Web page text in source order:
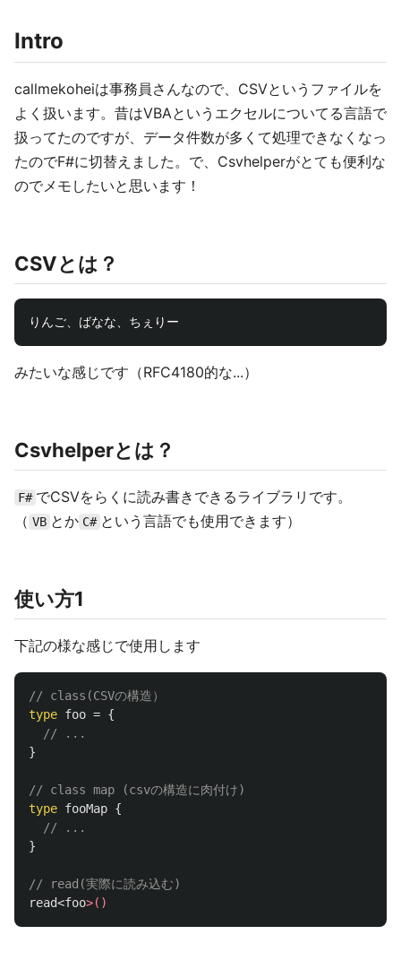
Intro
callmekoheiは事務員さんなので、CSVというファイルを
よく扱います。昔はVBAというエクセルについてる言語で
扱ってたのですが、データ件数が多くて処理できなくなっ
たのでF#に切替えました。で、Csvhelperがとても便利な
のでメモしたいと思います！
CSVとは？
みたいな感じです（RFC4180的な...）
Csvhelperとは？
F# でCSVをらくに読み書きできるライブラリです。
（ VB とか C# という言語でも使用できます）
使い方1
下記の様な感じで使用します
// class(CSVの構造）
type foo = {
// ...
}
// class map (csvの構造に肉付け)
type fooMap {
// ...
}
// read(実際に読み込む)
read<foo>()